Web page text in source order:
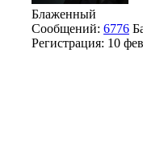
Блаженный
Сообщений: 6776
Регистрация: 10